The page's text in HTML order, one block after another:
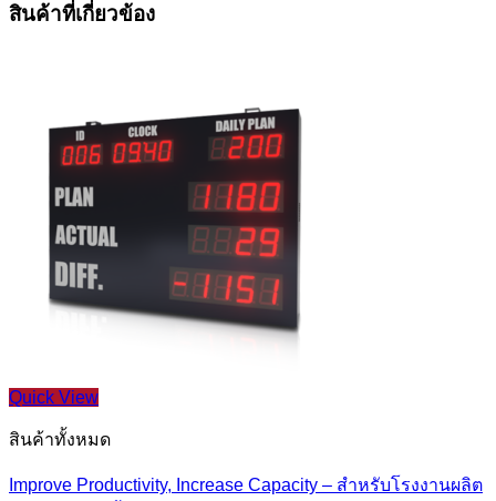
สินค้าที่เกี่ยวข้อง
Quick View
สินค้าทั้งหมด
Improve Productivity, Increase Capacity – สำหรับโรงงานผลิต